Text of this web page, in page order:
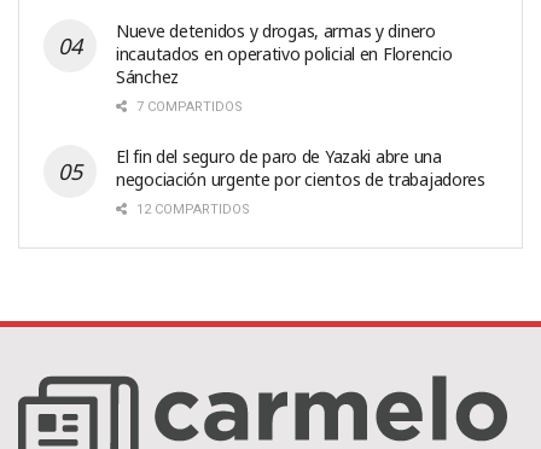
Nueve detenidos y drogas, armas y dinero
incautados en operativo policial en Florencio
Sánchez
7 COMPARTIDOS
El fin del seguro de paro de Yazaki abre una
negociación urgente por cientos de trabajadores
12 COMPARTIDOS